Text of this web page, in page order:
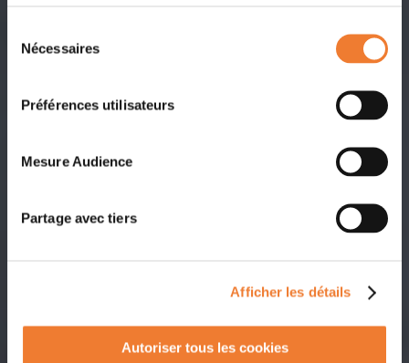
Nécessaires
Préférences utilisateurs
Mesure Audience
Partage avec tiers
Afficher les détails
Autoriser tous les cookies